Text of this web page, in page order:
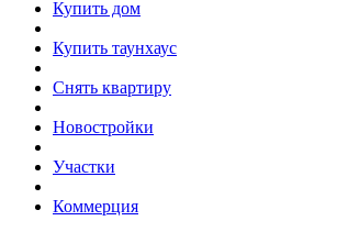
Купить дом
Купить таунхаус
Снять квартиру
Новостройки
Участки
Коммерция